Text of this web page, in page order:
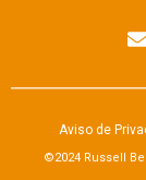
Aviso de
©2024 Russell